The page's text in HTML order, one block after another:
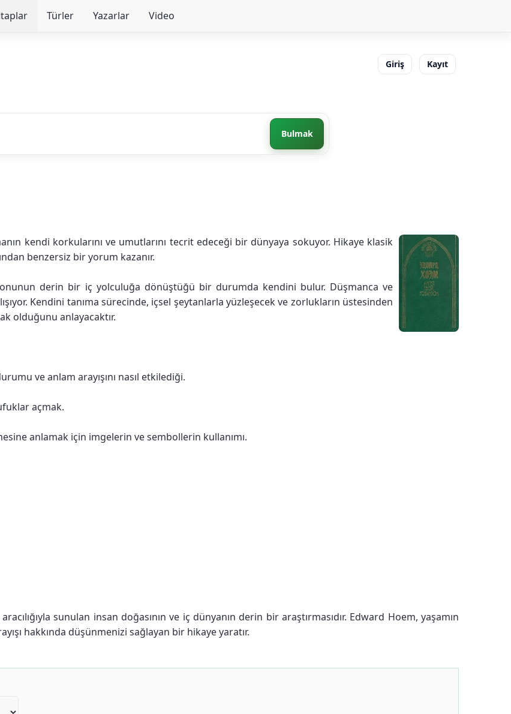
Türler Yazarlar Video
Giriş Kayıt
Bulmak
kendi korkularını ve umutlarını tecrit edeceği bir dünyaya sokuyor. Hikaye klasik
benzersiz bir yorum kazanır.
derin bir iç yolculuğa dönüştüğü bir durumda kendini bulur. Düşmanca ve
Kendini tanıma sürecinde, içsel şeytanlarla yüzleşecek ve zorlukların üstesinden
olduğunu anlayacaktır.
ve anlam arayışını nasıl etkilediği.
açmak.
anlamak için imgelerin ve sembollerin kullanımı.
sunulan insan doğasının ve iç dünyanın derin bir araştırmasıdır. Edward Hoem, yaşamın
hakkında düşünmenizi sağlayan bir hikaye yaratır.